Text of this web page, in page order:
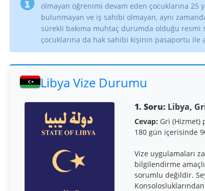
olmayan öğrenimi devam eden çocuklarına 25
bulunmayan ve iş sahibi olmayan, aynı
sürekli bakıma muhtaç durumda olduğu resmi
çocuklarına da hak sahibi kişinin pasaportu ile
Libya Vize Durumu
1. Soru: Libya,
Cevap: Gri (Hizmet)
180 gün içerisinde
Vize uygulamaları
bilgilendirme
sorumlu değildir.